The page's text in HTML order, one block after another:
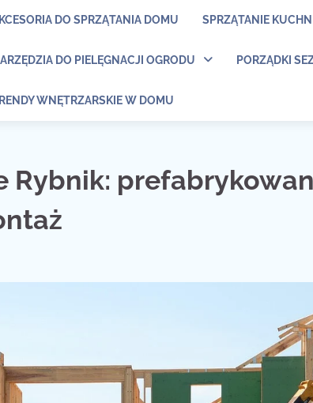
DO SPRZĄTANIA DOMU SPRZĄTANIE
DO PIELĘGNACJI OGRODU PORZĄDKI
WNĘTRZARSKIE W DOMU
Rybnik: